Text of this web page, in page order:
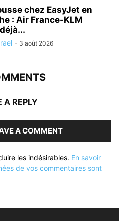
chez EasyJet en
: Air France-KLM
- 3 août 2026
A REPLY
A COMMENT
les indésirables. En savoir
de vos commentaires sont